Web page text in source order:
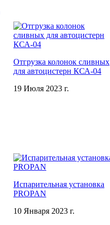
Отгрузка колонок сливных
для автоцистерн КСА-04
19 Июля 2023 г.
Испарительная установка
PROPAN
10 Января 2023 г.